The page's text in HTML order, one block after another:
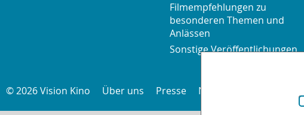
Filmempfehlungen zu
besonderen Themen und
Anlässen
Sonstige Veröffentlichungen
© 2026 Vision Kino Über uns Presse Newsletter